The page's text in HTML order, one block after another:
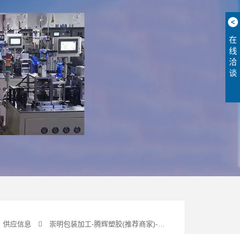
供应信息 崇明包装加工-腾辉塑胶(推荐商家)-包装加工哪里有卖
<
在
线
洽
谈